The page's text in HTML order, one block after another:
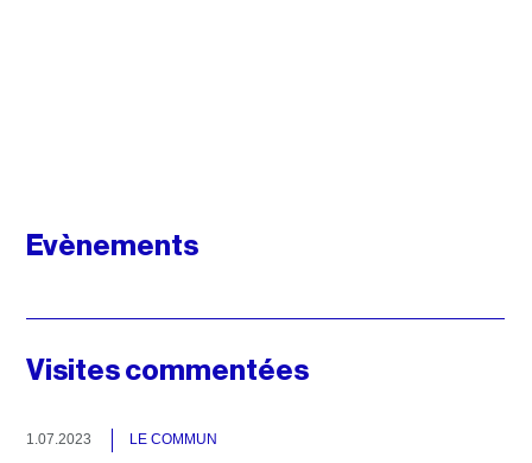
Evènements
Visites commentées
1.07.2023 LE COMMUN